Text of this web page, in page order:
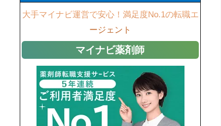
大手マイナビ運営で安心！満足度No.1の転職エ
ージェント
マイナビ薬剤師